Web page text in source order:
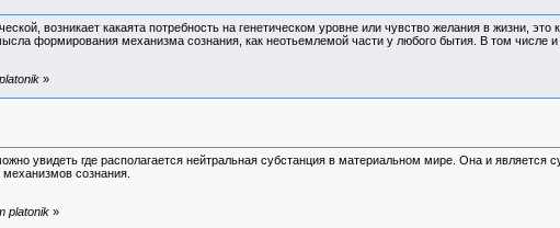
возникает какаята потребность на генетическом уровне или чувство желания в жизни, это
формирования механизма сознания, как неотьемлемой части у любого бытия. В том числе
»
увидеть где располагается нейтральная субстанция в материальном мире. Она и является
сознания.
platonik»